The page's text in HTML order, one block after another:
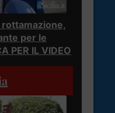
rottamazione,
per le
PER IL VIDEO